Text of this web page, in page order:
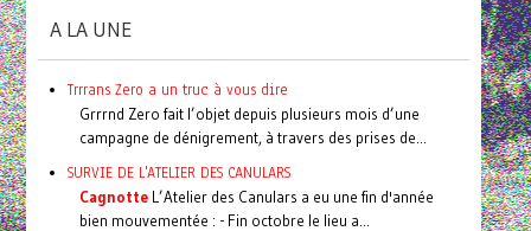
A LA UNE
Trrrans Zero a un truc à vous dire
Grrrnd Zero fait l’objet depuis plusieurs mois d’une
campagne de dénigrement, à travers des prises de...
SURVIE DE L'ATELIER DES CANULARS
CagnotteL’Atelier des Canulars a eu une fin d'année
bien mouvementée : - Fin octobre le lieu a...